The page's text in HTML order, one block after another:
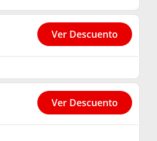
Ver Descuento
Ver Descuento